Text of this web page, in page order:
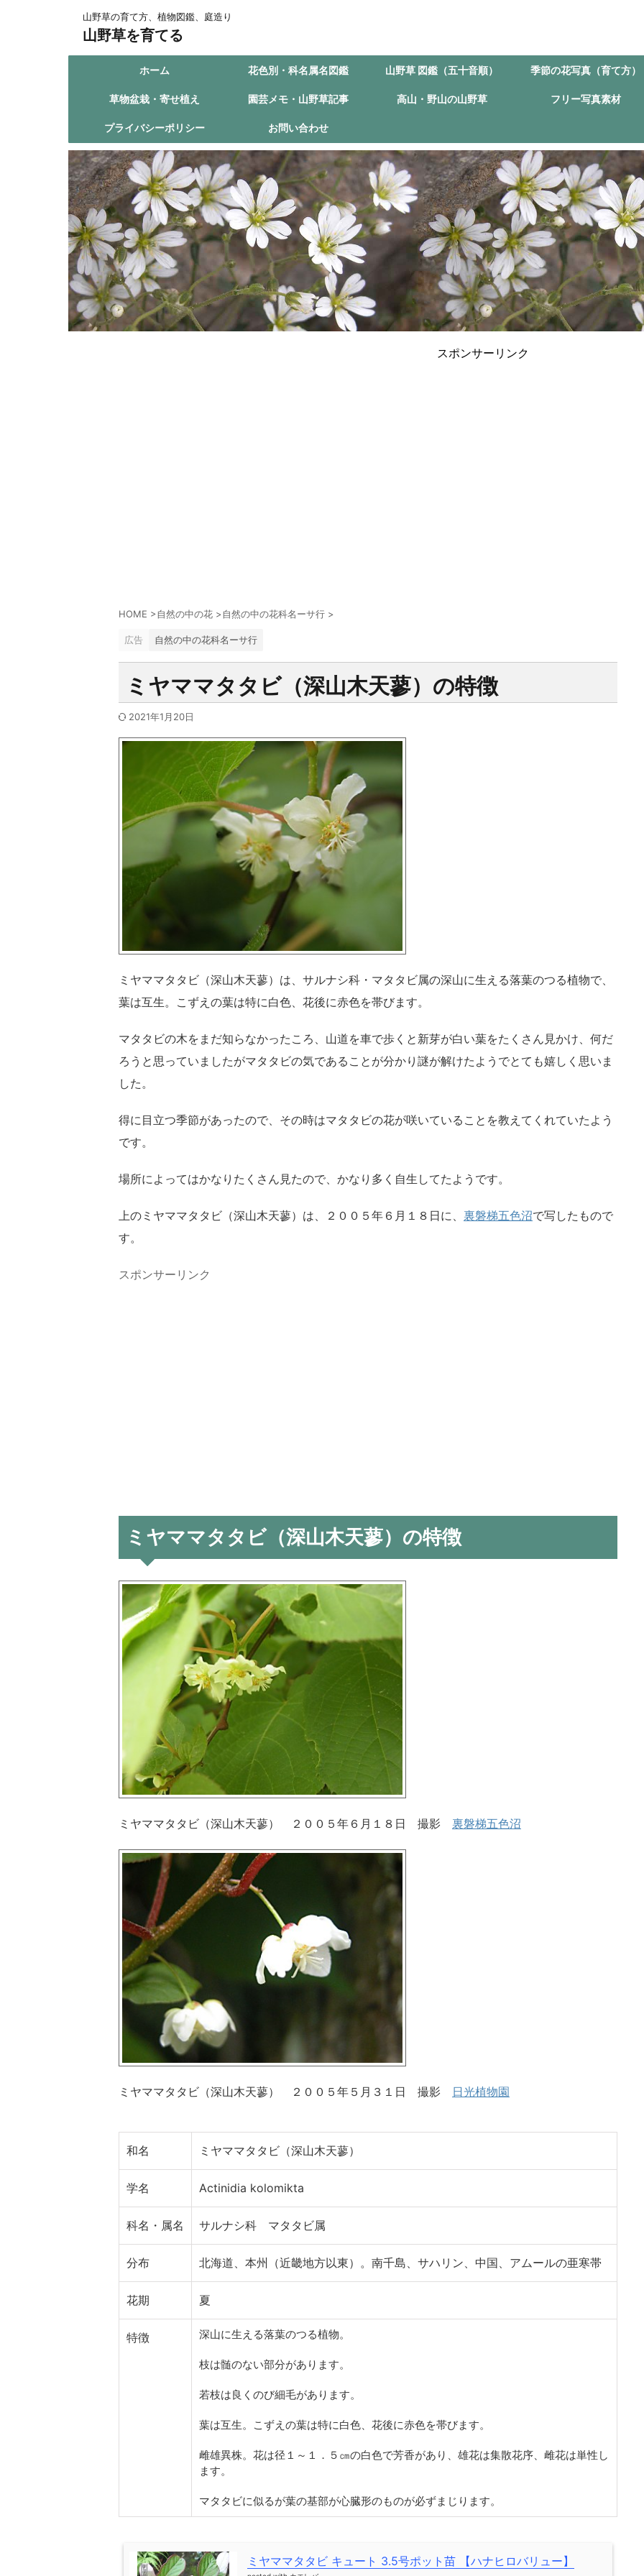
山野草の育て方、植物図鑑、庭造り
山野草を育てる
ホーム 花色別・科名属名図鑑 山野草 図鑑（五十音順） 季節の花写真（育て方）
草物盆栽・寄せ植え 園芸メモ・山野草記事 高山・野山の山野草 フリー写真素材
プライバシーポリシー お問い合わせ
スポンサーリンク
HOME >自然の中の花 >自然の中の花科名ーサ行 >
広告 自然の中の花科名ーサ行
ミヤママタタビ（深山木天蓼）の特徴
2021年1月20日
ミヤママタタビ（深山木天蓼）は、サルナシ科・マタタビ属の深山に生える落葉のつる植物で、
葉は互生。こずえの葉は特に白色、花後に赤色を帯びます。
マタタビの木をまだ知らなかったころ、山道を車で歩くと新芽が白い葉をたくさん見かけ、何だ
ろうと思っていましたがマタタビの気であることが分かり謎が解けたようでとても嬉しく思いま
した。
得に目立つ季節があったので、その時はマタタビの花が咲いていることを教えてくれていたよう
です。
場所によってはかなりたくさん見たので、かなり多く自生してたようです。
上のミヤママタタビ（深山木天蓼）は、２００５年６月１８日に、 裏磐梯五色沼で写したもので
す。
スポンサーリンク
ミヤママタタビ（深山木天蓼）の特徴
ミヤママタタビ（深山木天蓼） ２００５年６月１８日 撮影 裏磐梯五色沼
ミヤママタタビ（深山木天蓼） ２００５年５月３１日 撮影 日光植物園
和名 ミヤママタタビ（深山木天蓼）
学名 Actinidia kolomikta
科名・属名 サルナシ科 マタタビ属
分布 北海道、本州（近畿地方以東）。南千島、サハリン、中国、アムールの亜寒帯
花期 夏
特徴 深山に生える落葉のつる植物。
枝は髄のない部分があります。
若枝は良くのび細毛があります。
葉は互生。こずえの葉は特に白色、花後に赤色を帯びます。
雌雄異株。花は径１～１．５㎝の白色で芳香があり、雄花は集散花序、雌花は単性し
ます。
マタタビに似るが葉の基部が心臓形のものが必ずまじります。
ミヤママタタビ キュート 3.5号ポット苗 【ハナヒロバリュー】